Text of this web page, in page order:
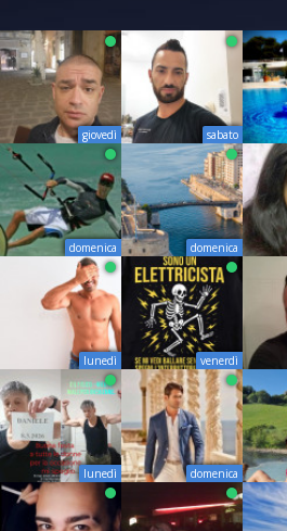
giovedì sabato
domenica domenica
lunedì venerdì
lunedì domenica